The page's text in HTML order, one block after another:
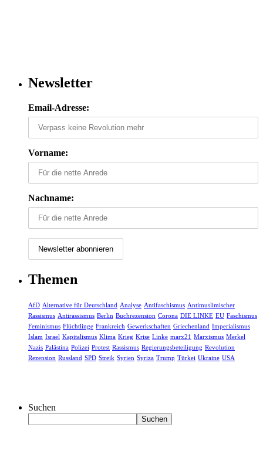
Newsletter
Email-Adresse:
Vorname:
Nachname:
Themen
AfD Alternative für Deutschland Analyse Antifaschismus Antimuslimischer
Rassismus Antirassismus Berlin Buchrezension Corona DIE LINKE EU Faschismus
Feminismus Flüchtlinge Frankreich Gewerkschaften Griechenland Imperialismus
Islam Israel Kapitalismus Klima Krieg Krise Linke marx21 Marxismus Merkel
Nazis Palästina Polizei Protest Rassismus Regierungsbeteiligung Revolution
Rezension Russland SPD Streik Syrien Syriza Trump Türkei Ukraine USA
Suchen
Suchen